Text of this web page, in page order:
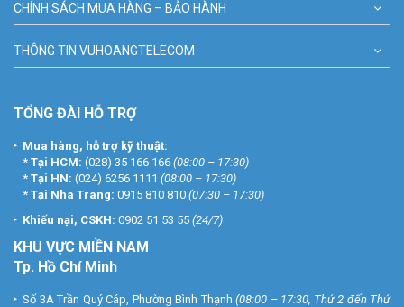
CHÍNH SÁCH MUA HÀNG – BẢO HÀNH
THÔNG TIN VUHOANGTELECOM
TỔNG ĐÀI HỖ TRỢ
Mua hàng, hỗ trợ kỹ thuật:
* Tại HCM: (028) 35 166 166 (08:00 – 17:30)
* Tại HN: (024) 6256 1111 (08:00 – 17:30)
* Tại Nha Trang: 0915 810 810 (07:30 – 17:30)
Khiếu nại, CSKH: 0902 51 53 55 (24/7)
KHU VỰC MIỀN NAM
Tp. Hồ Chí Minh
Số 3A Trần Quý Cáp, Phường Bình Thạnh (08:00 – 17:30, Thứ 2 đến Thứ